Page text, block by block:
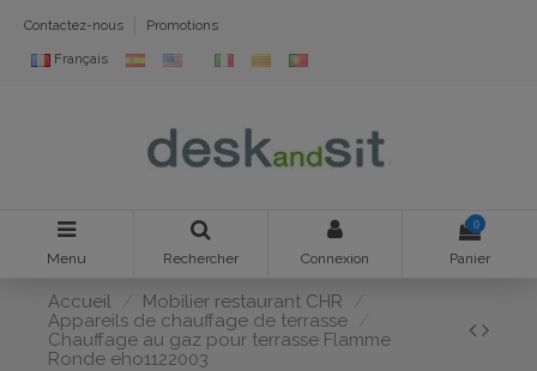
Contactez-nous Promotions
Français
Menu Rechercher Connexion
0
Panier
Accueil
Mobilier restaurant CHR
Appareils de chauffage de terrasse
Chauffage au gaz pour terrasse Flamme
Ronde eho1122003